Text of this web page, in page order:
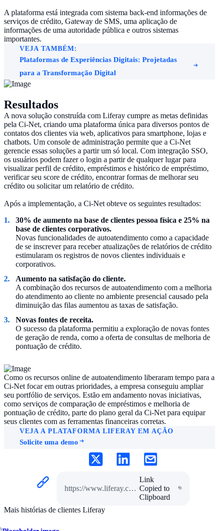
A plataforma está integrada com sistema back-end informações de
serviços de crédito, Gateway de SMS, uma aplicação de
informações de uma autoridade pública e outros sistemas
importantes.
VEJA TAMBÉM:
Plataformas de Experiências Digitais: Projetadas
para a Transformação Digital
Resultados
A nova solução construída com Liferay cumpre as metas definidas
pela Ci-Net, criando uma plataforma única para diversos pontos de
contatos dos clientes via web, aplicativos para smartphone, lojas e
chatbots. Um console de administração permite que a Ci-Net
gerencie essas soluções a partir um só local. Com integração SSO,
os usuários podem fazer o login a partir de qualquer lugar para
visualizar perfil de crédito, empréstimos e histórico de empréstimo,
verificar seu score de crédito, encontrar formas de melhorar seu
crédito ou solicitar um relatório de crédito.
Após a implementação, a Ci-Net obteve os seguintes resultados:
30% de aumento na base de clientes pessoa física e 25% na
base de clientes corporativos.
Novas funcionalidades de autoatendimento como a capacidade
de se inscrever para receber atualizações de relatórios de crédito
estimularam os registros de novos clientes individuais e
corporativos.
Aumento na satisfação do cliente.
A combinação dos recursos de autoatendimento com a melhoria
do atendimento ao cliente no ambiente presencial causado pela
diminuição das filas aumentou as taxas de satisfação.
Novas fontes de receita.
O sucesso da plataforma permitiu a exploração de novas fontes
de geração de renda, como a oferta de consultas de melhoria de
pontuação de crédito.
Como os recursos online de autoatendimento liberaram tempo para a
Ci-Net focar em outras prioridades, a empresa conseguiu ampliar
seu portfólio de serviços. Estão em andamento novas iniciativas,
como serviços de comparação de empréstimos e melhoria de
pontuação de crédito, parte do plano geral da Ci-Net para equipar
seus clientes com as ferramentas financeiras corretas.
VEJA A PLATAFORMA LIFERAY EM AÇÃO
Solicite uma demo
https://www.liferay.com/pt/resources/case-studies/credit-information-network
Link
Copied to
Clipboard
Mais histórias de clientes Liferay